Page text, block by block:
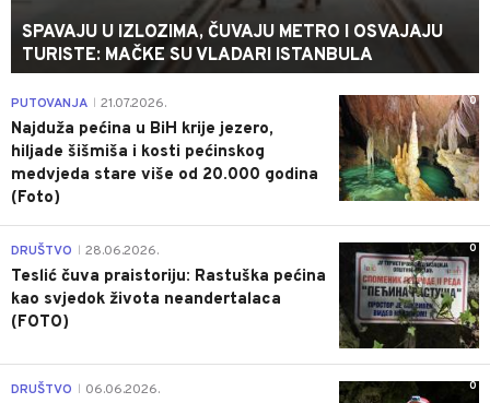
SPAVAJU U IZLOZIMA, ČUVAJU METRO I OSVAJAJU
TURISTE: MAČKE SU VLADARI ISTANBULA
0
PUTOVANJA 21.07.2026.
Najduža pećina u BiH krije jezero,
hiljade šišmiša i kosti pećinskog
medvjeda stare više od 20.000 godina
(Foto)
0
DRUŠTVO 28.06.2026.
Teslić čuva praistoriju: Rastuška pećina
kao svjedok života neandertalaca
(FOTO)
0
DRUŠTVO 06.06.2026.